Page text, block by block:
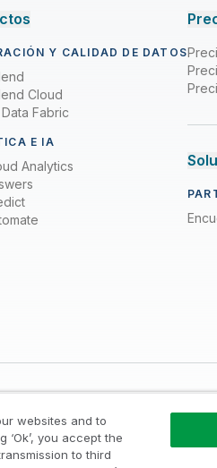
Y CALIDAD DE DATOS
Cloud
Fabric
E IA
Analytics
websites and to
you accept the
to third